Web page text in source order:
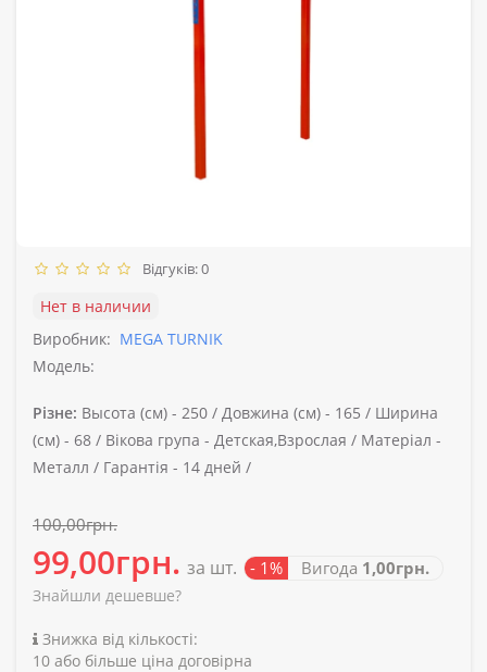
Відгуків: 0
Нет в наличии
Виробник: MEGA TURNIK
Модель:
Різне: Высота (см) - 250 / Довжина (см) - 165 / Ширина
(см) - 68 / Вікова група - Детская,Взрослая / Матеріал -
Металл / Гарантія - 14 дней /
100,00грн.
99,00грн. за шт. - 1% Вигода 1,00грн.
Знайшли дешевше?
Знижка від кількості:
10 або більше ціна договірна